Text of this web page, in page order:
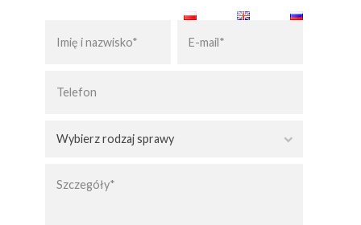
KARTA POBYTU STAŁEGO
Wybierz rodzaj sprawy